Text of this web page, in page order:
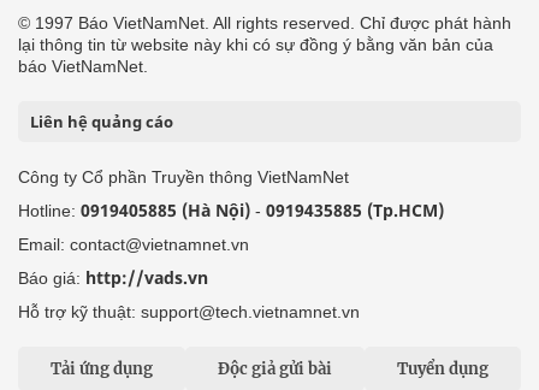
© 1997 Báo VietNamNet. All rights reserved. Chỉ được phát hành
lại thông tin từ website này khi có sự đồng ý bằng văn bản của
báo VietNamNet.
Liên hệ quảng cáo
Công ty Cổ phần Truyền thông VietNamNet
Hotline: 0919405885 (Hà Nội) - 0919435885 (Tp.HCM)
Email: contact@vietnamnet.vn
Báo giá: http://vads.vn
Hỗ trợ kỹ thuật: support@tech.vietnamnet.vn
Tải ứng dụng Độc giả gửi bài Tuyển dụng